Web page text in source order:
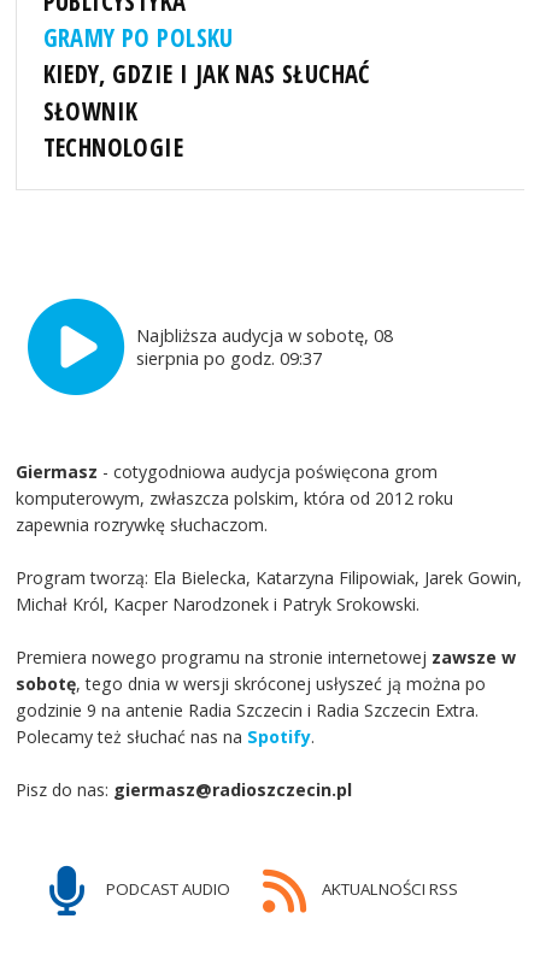
GRAMY PO POLSKU
KIEDY, GDZIE I JAK NAS SŁUCHAĆ
SŁOWNIK
TECHNOLOGIE
Najbliższa audycja w sobotę, 08
sierpnia po godz. 09:37
Giermasz - cotygodniowa audycja poświęcona grom
komputerowym, zwłaszcza polskim, która od 2012 roku
zapewnia rozrywkę słuchaczom.
Program tworzą: Ela Bielecka, Katarzyna Filipowiak, Jarek Gowin,
Michał Król, Kacper Narodzonek i Patryk Srokowski.
Premiera nowego programu na stronie internetowej zawsze w
sobotę, tego dnia w wersji skróconej usłyszeć ją można po
godzinie 9 na antenie Radia Szczecin i Radia Szczecin Extra.
Polecamy też słuchać nas na Spotify.
Pisz do nas: giermasz@radioszczecin.pl
PODCAST AUDIO AKTUALNOŚCI RSS